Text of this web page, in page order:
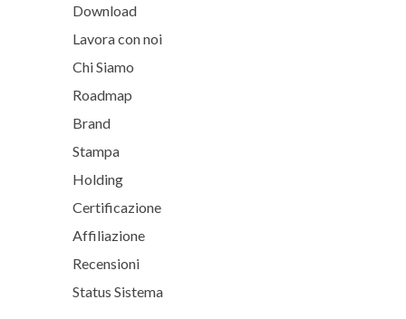
Download
Lavora con noi
Chi Siamo
Roadmap
Brand
Stampa
Holding
Certificazione
Affiliazione
Recensioni
Status Sistema